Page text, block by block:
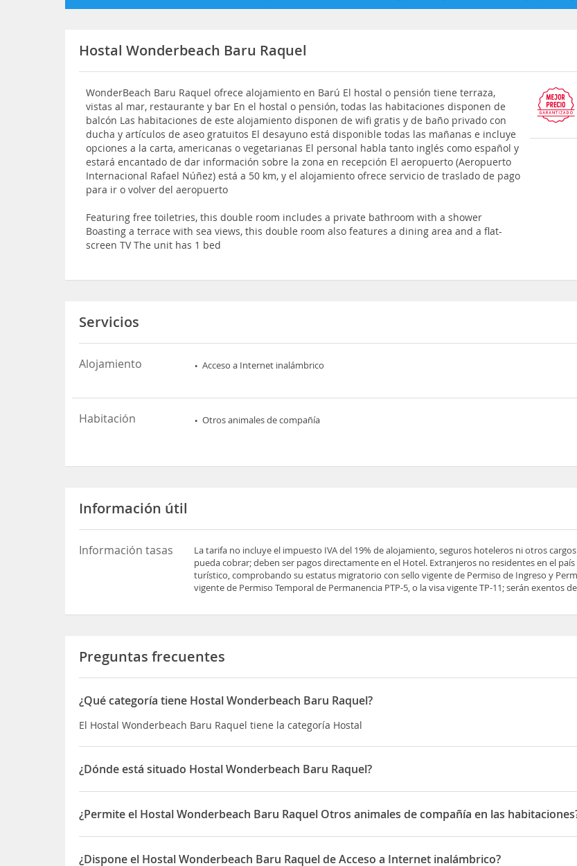
Hostal Wonderbeach Baru Raquel
WonderBeach Baru Raquel ofrece alojamiento en Barú El hostal o pensión tiene terraza,
vistas al mar, restaurante y bar En el hostal o pensión, todas las habitaciones disponen de
balcón Las habitaciones de este alojamiento disponen de wifi gratis y de baño privado con
ducha y artículos de aseo gratuitos El desayuno está disponible todas las mañanas e incluye
opciones a la carta, americanas o vegetarianas El personal habla tanto inglés como español y
estará encantado de dar información sobre la zona en recepción El aeropuerto (Aeropuerto
Internacional Rafael Núñez) está a 50 km, y el alojamiento ofrece servicio de traslado de pago
para ir o volver del aeropuerto
Featuring free toiletries, this double room includes a private bathroom with a shower
Boasting a terrace with sea views, this double room also features a dining area and a flat-
screen TV The unit has 1 bed
Servicios
Alojamiento Acceso a Internet inalámbrico
Habitación Otros animales de compañía
Información útil
Información tasas
La tarifa no incluye el impuesto IVA del 19% de alojamiento, seguros hoteleros ni otros
pueda cobrar; deben ser pagos directamente en el Hotel. Extranjeros no residentes en el
turístico, comprobando su estatus migratorio con sello vigente de Permiso de Ingreso y
vigente de Permiso Temporal de Permanencia PTP-5, o la visa vigente TP-11; serán exentos
Preguntas frecuentes
¿Qué categoría tiene Hostal Wonderbeach Baru Raquel?
El Hostal Wonderbeach Baru Raquel tiene la categoría Hostal
¿Dónde está situado Hostal Wonderbeach Baru Raquel?
El Hostal Wonderbeach Baru Raquel está situado en Playa tranquila Playa Blanca Isla Baru, Cartagena de
¿Permite el Hostal Wonderbeach Baru Raquel Otros animales de compañía en las
Sí, el Hostal Wonderbeach Baru Raquel permite Otros animales de compañía en las habitaciones
¿Dispone el Hostal Wonderbeach Baru Raquel de Acceso a Internet inalámbrico?